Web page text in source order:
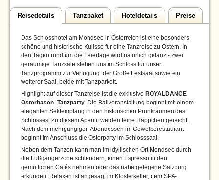
Reisedetails Tanzpaket Hoteldetails Preise
Das Schlosshotel am Mondsee in Österreich ist eine besonders
schöne und historische Kulisse für eine Tanzreise zu Ostern. In
den Tagen rund um die Feiertage wird natürlich getanzt- zwei
geräumige Tanzsäle stehen uns im Schloss für unser
Tanzprogramm zur Verfügung: der Große Festsaal sowie ein
weiterer Saal, beide mit Tanzparkett.
Highlight auf dieser Tanzreise ist die exklusive ROYALDANCE
Osterhasen- Tanzparty. Die Ballveranstaltung beginnt mit einem
eleganten Sektempfang in den historischen Prunkräumen des
Schlosses. Zu diesem Aperitif werden feine Häppchen gereicht.
Nach dem mehrgängigen Abendessen im Gewölberestaurant
beginnt im Anschluss die Osterparty im Schlosssaal.
Neben dem Tanzen kann man im idyllischen Ort Mondsee durch
die Fußgängerzone schlendern, einen Espresso in den
gemütlichen Cafés nehmen oder das nahe gelegene Salzburg
erkunden. Relaxen ist angesagt im Klosterkeller, dem SPA-